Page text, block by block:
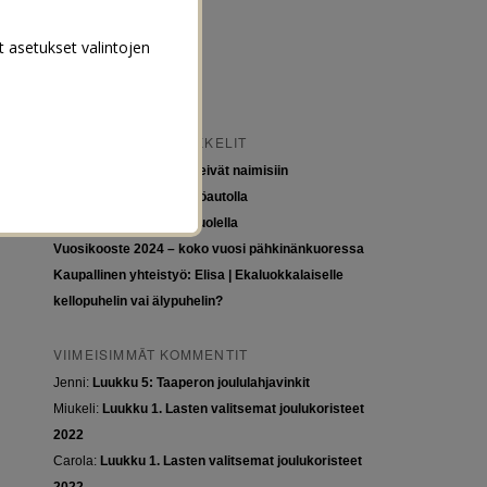
VIIMEISIMMÄT ARTIKKELIT
Tytöt kuuluvat kouluun, eivät naimisiin
Euroopan roadtrip sähköautolla
Tyttöjen ja tasa-arvon puolella
Vuosikooste 2024 – koko vuosi pähkinänkuoressa
Kaupallinen yhteistyö: Elisa | Ekaluokkalaiselle
kellopuhelin vai älypuhelin?
VIIMEISIMMÄT KOMMENTIT
Jenni: Luukku 5: Taaperon joululahjavinkit
Miukeli: Luukku 1. Lasten valitsemat joulukoristeet
2022
Carola: Luukku 1. Lasten valitsemat joulukoristeet
asetukset valintojen